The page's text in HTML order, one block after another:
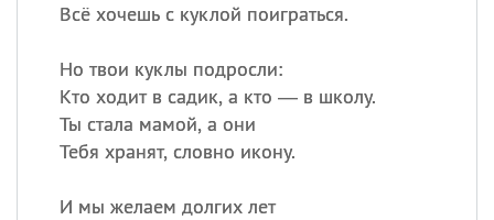
Всё хочешь с куклой поиграться.
Но твои куклы подросли:
Кто ходит в садик, а кто — в школу.
Ты стала мамой, а они
Тебя хранят, словно икону.
И мы желаем долгих лет